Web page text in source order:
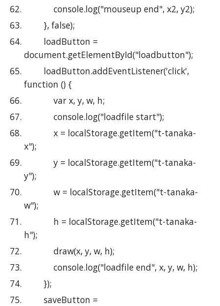
            console.log("mouseup end", x2, y2);
        }, false);
document.getElementById("loadbutton");
function () {
            var x, y, w, h;
            console.log("loadfile start");
            x = localStorage.getItem("t-tanaka-
x");
            y = localStorage.getItem("t-tanaka-
y");
            w = localStorage.getItem("t-tanaka-
w");
h");
            draw(x, y, w, h);
            console.log("loadfile end", x, y, w, h);
        });
        saveButton =